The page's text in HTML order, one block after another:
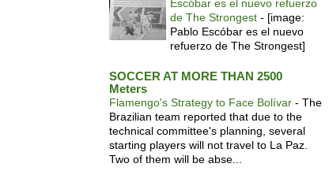
Escóbar es el nuevo refuerzo
de The Strongest - [image:
Pablo Escóbar es el nuevo
refuerzo de The Strongest]
SOCCER AT MORE THAN 2500
Meters
Flamengo's Strategy to Face Bolívar - The
Brazilian team reported that due to the
technical committee's planning, several
starting players will not travel to La Paz.
Two of them will be abse...